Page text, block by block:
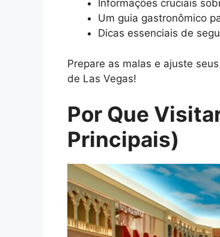
Informações cruciais
Um guia gastronômico
Dicas essenciais de
Prepare as malas e ajuste
de Las Vegas!
Por Que
Principais)